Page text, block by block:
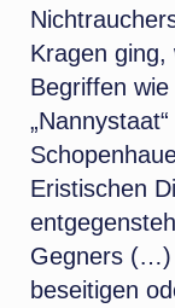
Kragen
Begriffen wie
Eristischen
Gegners (…)
beseitigen